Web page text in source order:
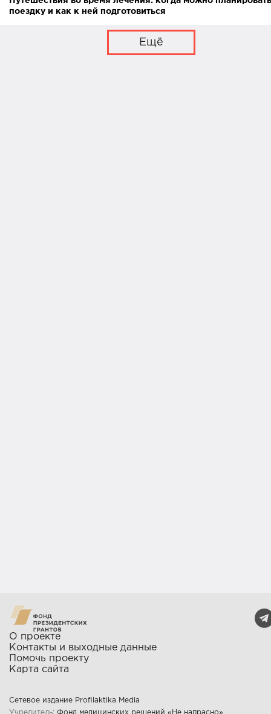
поездку и как к ней подготовиться
Ещё
О проекте
Контакты и выходные данные
Помочь проекту
Карта сайта
Сетевое издание Profilaktika Media
Учредитель: Фонд медицинских решений «Не напрасно»